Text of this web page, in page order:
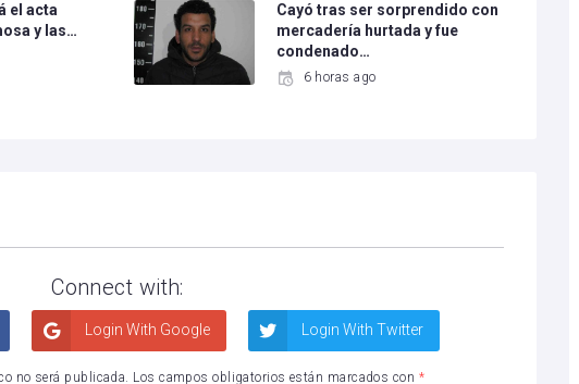
el acta
y las…
Cayó tras ser sorprendido con
mercadería hurtada y fue
condenado…
6 horas ago
Connect with:
Login With Google Login With Twitter
no será publicada. Los campos obligatorios están marcados con *